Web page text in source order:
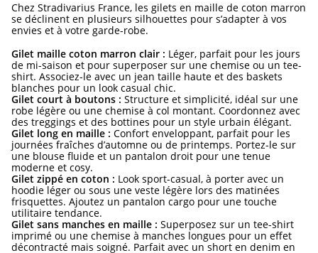
Chez Stradivarius France, les gilets en maille de coton marron
se déclinent en plusieurs silhouettes pour s’adapter à vos
envies et à votre garde-robe.
Gilet maille coton marron clair : Léger, parfait pour les jours
de mi-saison et pour superposer sur une chemise ou un tee-
shirt. Associez-le avec un jean taille haute et des baskets
blanches pour un look casual chic.
Gilet court à boutons : Structure et simplicité, idéal sur une
robe légère ou une chemise à col montant. Coordonnez avec
des treggings et des bottines pour un style urbain élégant.
Gilet long en maille : Confort enveloppant, parfait pour les
journées fraîches d’automne ou de printemps. Portez-le sur
une blouse fluide et un pantalon droit pour une tenue
moderne et cosy.
Gilet zippé en coton : Look sport-casual, à porter avec un
hoodie léger ou sous une veste légère lors des matinées
frisquettes. Ajoutez un pantalon cargo pour une touche
utilitaire tendance.
Gilet sans manches en maille : Superposez sur un tee-shirt
imprimé ou une chemise à manches longues pour un effet
décontracté mais soigné. Parfait avec un short en denim en